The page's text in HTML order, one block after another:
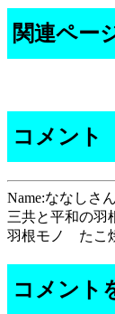
関連ペー
コメント
Name:ななしさん
三共と平和の羽
羽根モノ たこ
コメント